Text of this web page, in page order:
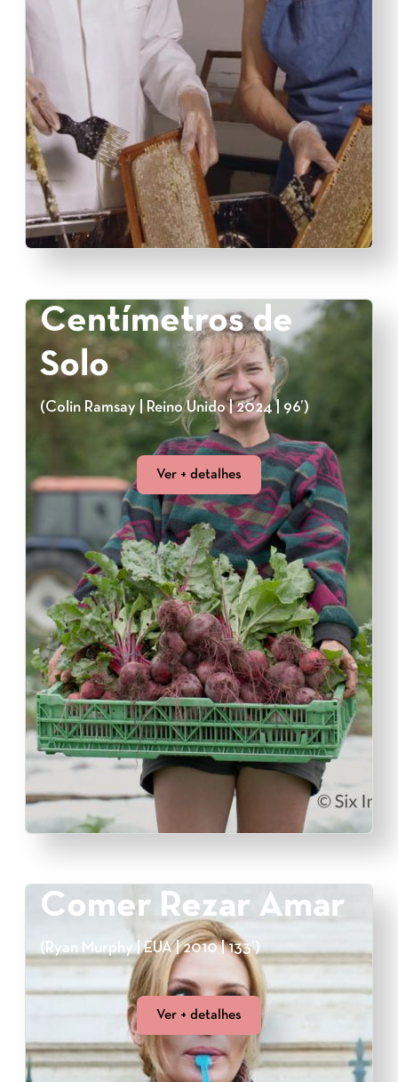
Centímetros de
Solo
(Colin Ramsay | Reino Unido | 2024 | 96’)
Ver + detalhes
Comer Rezar Amar
(Ryan Murphy | EUA | 2010 | 133’)
Ver + detalhes